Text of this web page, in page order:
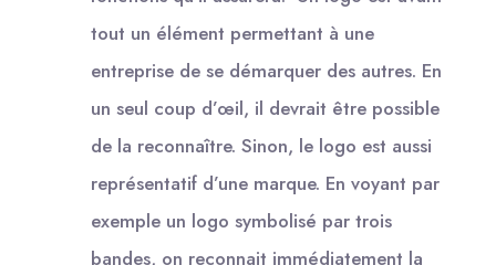
tout un élément permettant à une
entreprise de se démarquer des autres. En
un seul coup d’œil, il devrait être possible
de la reconnaître. Sinon, le logo est aussi
représentatif d’une marque. En voyant par
exemple un logo symbolisé par trois
bandes, on reconnait immédiatement la